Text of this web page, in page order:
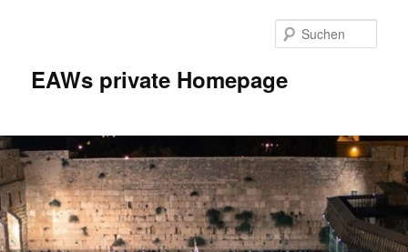
EAWs private Homepage